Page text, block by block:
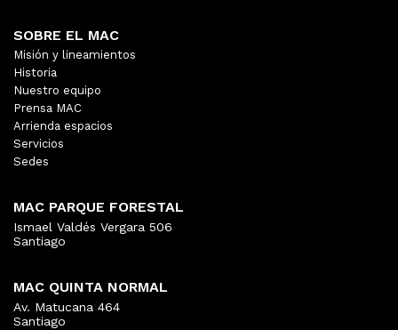
SOBRE EL MAC
Misión y lineamientos
Historia
Nuestro equipo
Prensa MAC
Arrienda espacios
Servicios
Sedes
MAC PARQUE FORESTAL
Ismael Valdés Vergara 506
Santiago
MAC QUINTA NORMAL
Av. Matucana 464
Santiago